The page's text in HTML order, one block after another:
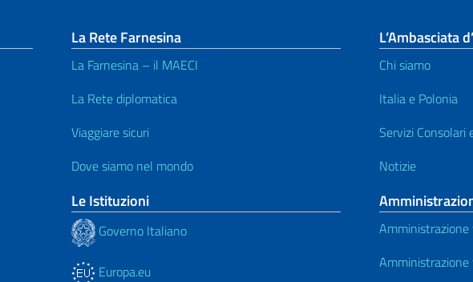
La Rete Farnesina
La Farnesina – il MAECI
La Rete diplomatica
Viaggiare sicuri
Dove siamo nel mondo
Le Istituzioni
Governo Italiano
Europa.eu
L’Ambasciata
Chi siamo
Italia e Polonia
Servizi Consolari
Notizie